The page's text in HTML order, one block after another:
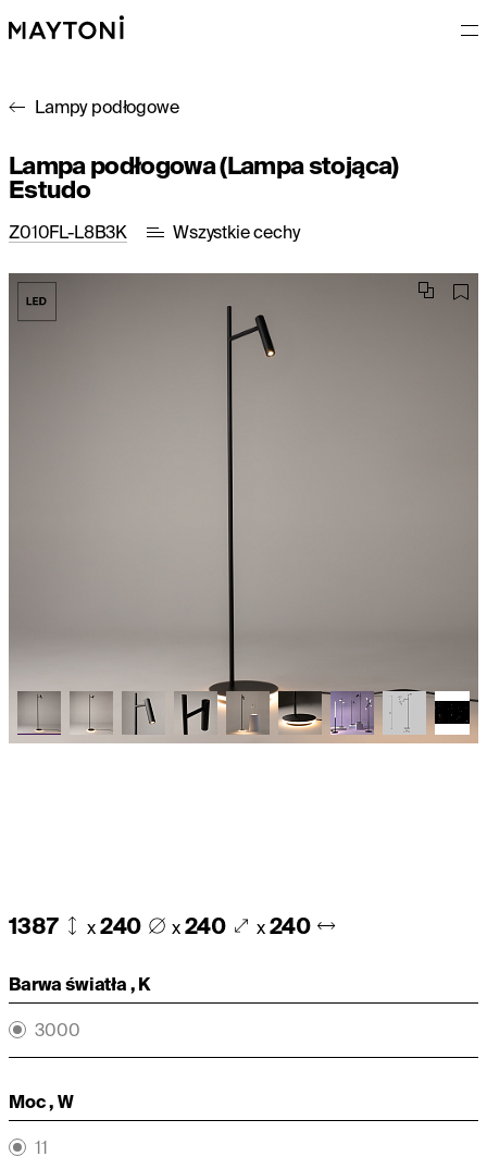
Lampy podłogowe
Lampa podłogowa (Lampa stojąca)
Estudo
Z010FL-L8B3K Wszystkie cechy
1387 x 240 x 240 x 240
Barwa światła , K
3000
Moc , W
11